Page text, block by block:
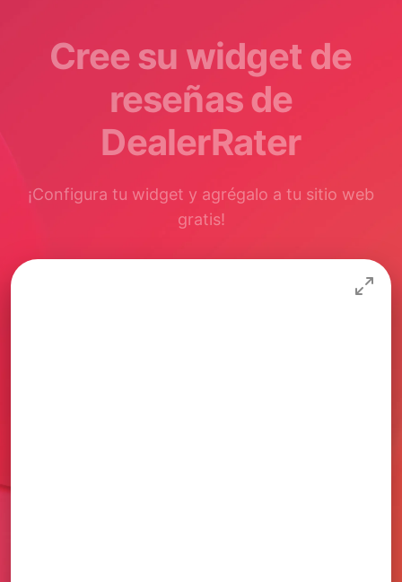
Cree su widget de
reseñas de
DealerRater
¡Configura tu widget y agrégalo a tu sitio web
gratis!